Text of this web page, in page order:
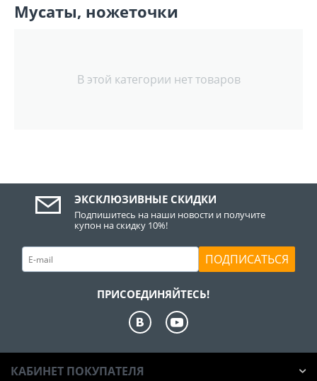
Мусаты, ножеточки
В этой категории нет товаров
ЭКСКЛЮЗИВНЫЕ СКИДКИ
Подпишитесь на наши новости и получите
купон на скидку 10%!
ПОДПИСАТЬСЯ
ПРИСОЕДИНЯЙТЕСЬ!
КАБИНЕТ ПОКУПАТЕЛЯ